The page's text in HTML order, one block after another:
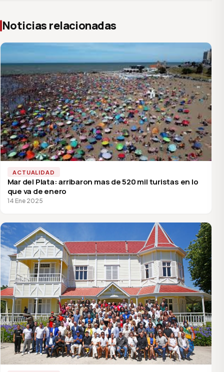
Noticias relacionadas
ACTUALIDAD
Mar del Plata: arribaron mas de 520 mil turistas en lo
que va de enero
14 Ene 2025